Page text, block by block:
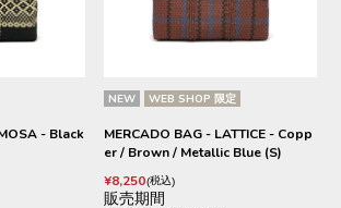
- Black
NEW WEB SHOP 限定
MERCADO BAG - LATTICE - Copp
er / Brown / Metallic Blue (S)
¥8,250 税込
販売期間